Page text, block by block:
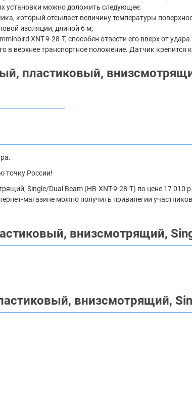
установки можно доложить следующее:
который отсылает величину температуры
изоляции, длиной 6 м;
XNT-9-28-T, способен отвести его вверх от
в верхнее транспортное положение. Датчик
пластиковый,
точку России!
Single/Dual Beam (HB-XNT-9-28-T) по цене 17 010
магазине можно получить привилегии
внизсмотрящий,
внизсмотрящий,